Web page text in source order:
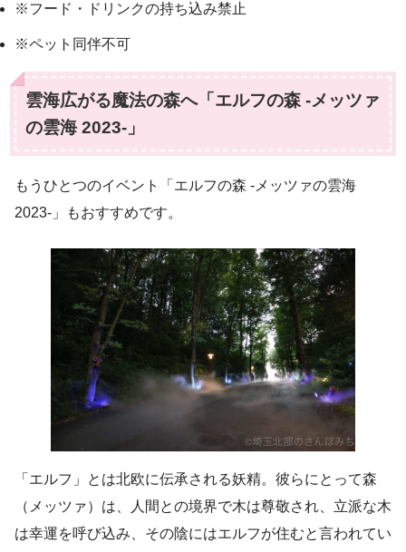
※フード・ドリンクの持ち込み禁止
※ペット同伴不可
雲海広がる魔法の森へ「エルフの森 -メッツァ
の雲海 2023-」
もうひとつのイベント「エルフの森 -メッツァの雲海
2023-」もおすすめです。
「エルフ」とは北欧に伝承される妖精。彼らにとって森
（メッツァ）は、人間との境界で木は尊敬され、立派な木
は幸運を呼び込み、その陰にはエルフが住むと言われてい